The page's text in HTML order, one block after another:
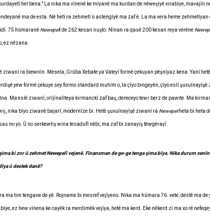
hel bena." La nika ma vînenê ke mîyanê ma kurdan de nêweşîyê xirabîye, mavajîn
ma de esta. Nê hetî ra zehmetî û astengîyê ma zaf ê. La ma vera heme
75 hûmaranê Newepelî de 262 kesan nuşto. Nînan ra qasê 200 kesan reya verêne
ez nêzana.
ziwanî ra biewnîn. Mesela, Grûba Xebate ya Vateyî formê çekuyan pêşnîyaz kena. Yanî
yew formê çekuye sey formo standard muhîm o, la çîyo bingeyên, çîyo eslî şuxulnayîşê
Ma eslê ziwanî, orîjînalîteya kirmanckî zaf baş, dereceyo tewr berz de pawite. Ma
nika bîyo ziwanê bajarî, modernîze bi. Hetê şuxulnayîşê ziwanî ra Newepelheta bi heta
no yo. Û no serkewtiş wina tesadufî nêbi, ma zaf bi zanayîş têwgêrayî.
şima bi zor û zehmet Newepelî vejenê. Fînansman de ge-ge tenga şima bîya. Nika durum
û destek danê?
ma tim tengane de yê. Rojname bi mesref vejîyeno. Nika ma hûmara 76. vete, destê ma
ez hew vînena ke cayêk ra merdimêk vejîya, hetê ma kerd. Eke nêkerd zî ma xo rê